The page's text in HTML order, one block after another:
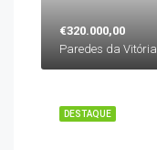
€320.000,00
Paredes da Vitória
DESTAQUE